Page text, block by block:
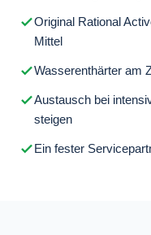
Original Rational
Mittel
Wasserenthärter am
Austausch bei
steigen
Ein fester